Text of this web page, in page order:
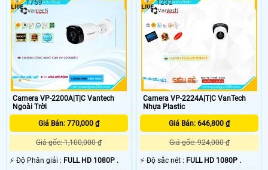
Camera VP-2200A|T|C Vantech
Ngoài Trời
Giá Bán: 770,000 ₫
Giá gốc: 1,100,000 ₫
️⚡ Độ Phân giải : FULL HD 1080P .
1759
Camera VP-2224A|T|C VanTech
Nhựa Plastic
Giá Bán: 646,800 ₫
Giá gốc: 924,000 ₫
️⚡ Độ sắc nét : FULL HD 1080P .
1232